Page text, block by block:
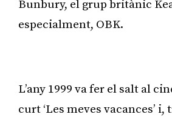
Bunbury, el grup britànic
especialment, OBK.
L’any 1999 va fer el salt al
curt ‘Les meves vacances’ i,